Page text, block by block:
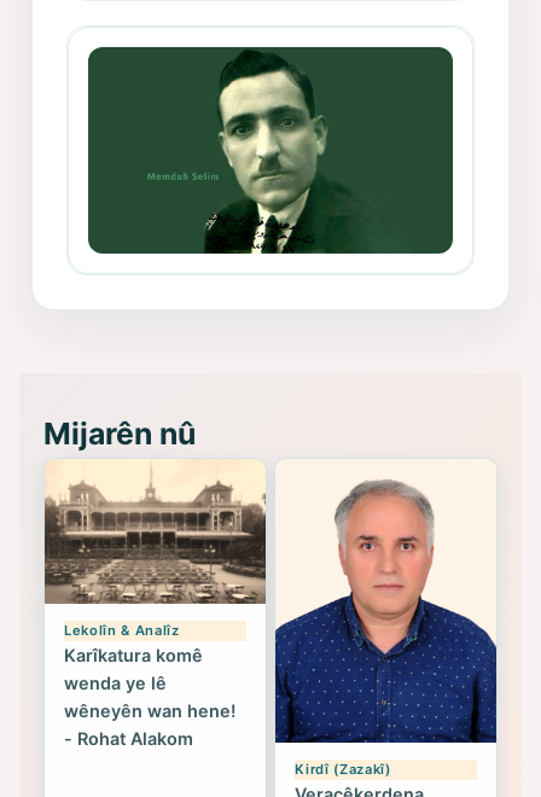
(Hoybun)’un Kuruluş Çalışmaları- 8
Mijarên nû
Lekolîn & Analîz
Karîkatura komê
wenda ye lê
wêneyên wan hene!
- Rohat Alakom
Kirdî (Zazakî)